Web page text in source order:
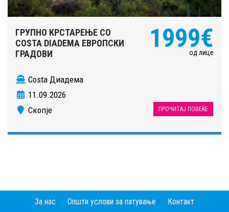
ГРУПНО КРСТАРЕЊЕ СО
COSTA DIADEMA ЕВРОПСКИ
ГРАДОВИ
1999€
од лице
Costa Диадема
11.09.2026
Скопје
ПРОЧИТАЈ ПОВЕЌЕ
За нас Општи услови за патување Контакт